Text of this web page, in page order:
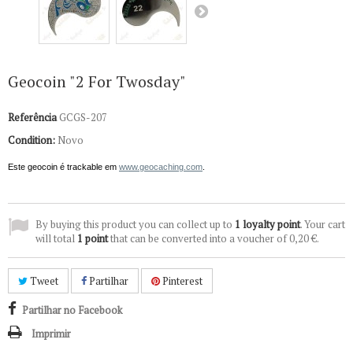
Geocoin "2 For Twosday"
ReferênciaGCGS-207
Condition: Novo
Este geocoin é trackable em www.geocaching.com
By buying this product you can collect up to 1 loyalty point. Your cart
will total 1 pointthat can be converted into a voucher of0,20 €.
Tweet Partilhar Pinterest
Partilhar no Facebook
Imprimir